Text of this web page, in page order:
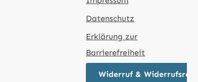
Datenschutz
Erklärung zur
Barrierefreiheit
Widerruf & Widerrufsrecht